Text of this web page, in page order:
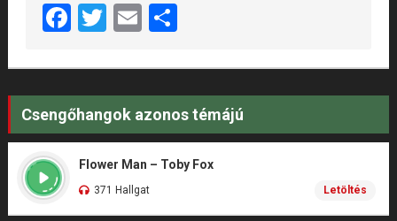
Facebook
Twitter
EmailShare
Csengőhangok azonos témájú
Flower Man – Toby Fox
371 Hallgat Letöltés